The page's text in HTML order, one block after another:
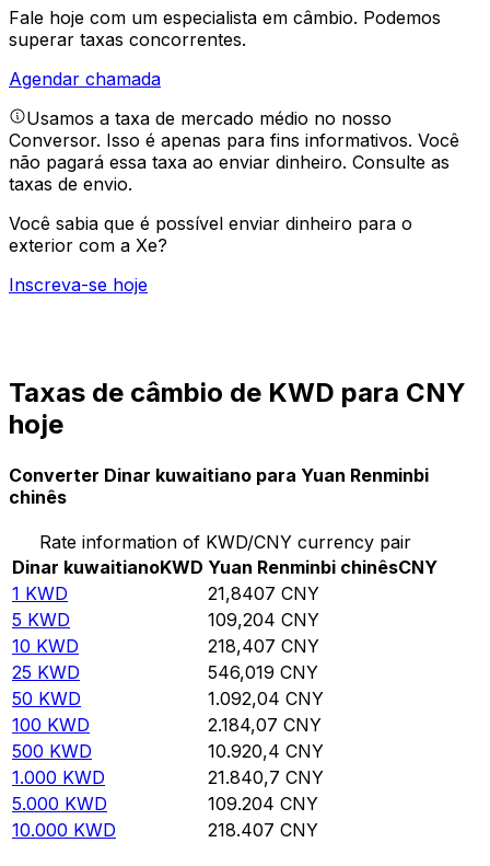
Fale hoje com um especialista em câmbio. Podemos
superar taxas concorrentes.
Agendar chamada
Usamos a taxa de mercado médio no nosso
Conversor. Isso é apenas para fins informativos. Você
não pagará essa taxa ao enviar dinheiro. Consulte as
taxas de envio.
Você sabia que é possível enviar dinheiro para o
exterior com a Xe?
Inscreva-se hoje
Taxas de câmbio de KWD para CNY
hoje
Converter Dinar kuwaitiano para Yuan Renminbi
chinês
Rate information of KWD/CNY currency pair
Dinar kuwaitianoKWD Yuan Renminbi chinêsCNY
1 KWD 21,8407 CNY
5 KWD 109,204 CNY
10 KWD 218,407 CNY
25 KWD 546,019 CNY
50 KWD 1.092,04 CNY
100 KWD 2.184,07 CNY
500 KWD 10.920,4 CNY
1.000 KWD 21.840,7 CNY
5.000 KWD 109.204 CNY
10.000 KWD 218.407 CNY